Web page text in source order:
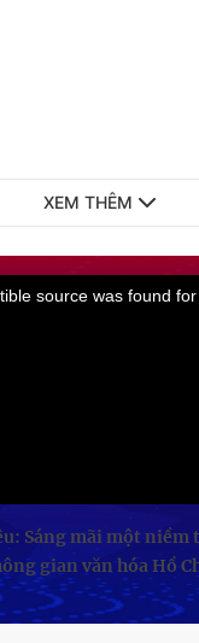
XEM THÊM
Sáng mãi một niềm
gian văn hóa Hồ